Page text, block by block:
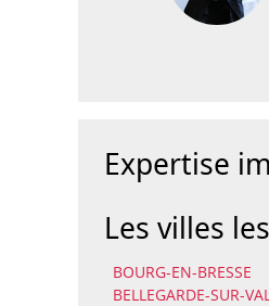
Expertise
Les villes
BOURG-EN-BRESSE
BELLEGARDE-SUR-